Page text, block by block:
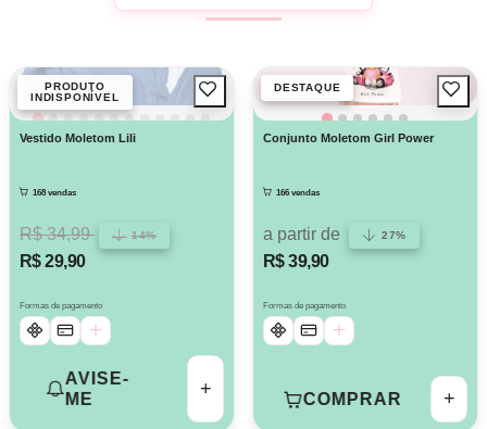
PRODUTO
INDISPONÍVEL
Vestido Moletom Lili
168 vendas
R$ 34,99 14%
R$ 29,90
Formas de pagamento
AVISE-
ME
+
DESTAQUE
Conjunto Moletom Girl Power
166 vendas
a partir de 27%
R$ 39,90
Formas de pagamento
COMPRAR +